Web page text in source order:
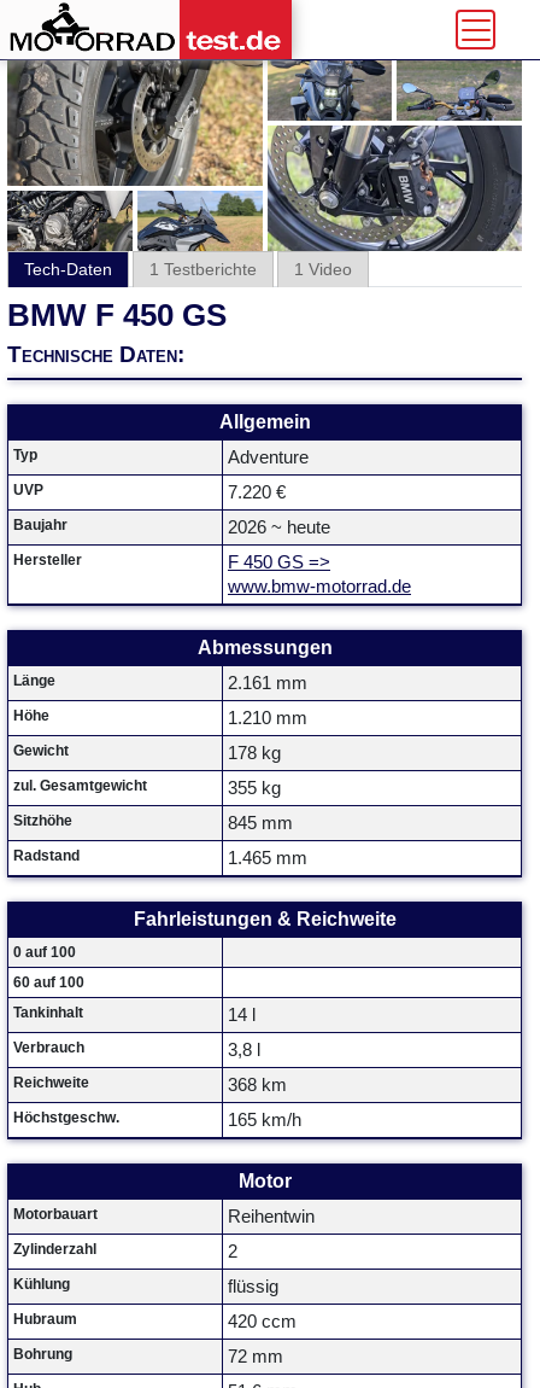
Tech-Daten 1 Testberichte 1 Video
BMW F 450 GS
Technische Daten:
Allgemein
Typ Adventure
UVP 7.220 €
Baujahr 2026 ~ heute
Hersteller
F 450 GS =>
www.bmw-motorrad.de
Abmessungen
Länge 2.161 mm
Höhe 1.210 mm
Gewicht 178 kg
zul. Gesamtgewicht 355 kg
Sitzhöhe 845 mm
Radstand 1.465 mm
Fahrleistungen & Reichweite
0 auf 100
60 auf 100
Tankinhalt
14 l
Verbrauch 3,8 l
Reichweite 368 km
Höchstgeschw. 165 km/h
Motor
Motorbauart Reihentwin
Zylinderzahl 2
Kühlung flüssig
Hubraum 420 ccm
Bohrung 72 mm